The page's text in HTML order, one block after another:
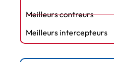
Meilleurs contreurs
Meilleurs intercepteurs